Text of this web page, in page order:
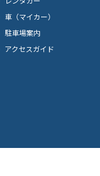
車（マイカー）
駐車場案内
アクセスガイド